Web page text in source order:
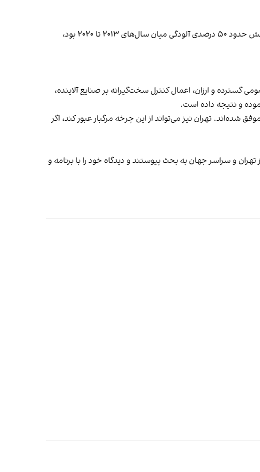
سیستم پایش ۲۴ ساعته آلودگی داده‌ها را در معرض دید عموم قرار داد و نظارت اجتماعی را تقویت کرد. نتیجه، کاهش حدود ۵۰ درصدی آلودگی میان سال‌های ۲۰۱۳ تا ۲۰۲۰ بود،
و ارزان، اعمال کنترل سخت‌گیرانه بر صنایع آلاینده،
و نتیجه داده است.
شده‌اند. تهران نیز می‌تواند از این چرخه مرگبار عبور کند، اگر
و سراسر جهان به بحث پیوستند و دیدگاه خود را با برنامه و